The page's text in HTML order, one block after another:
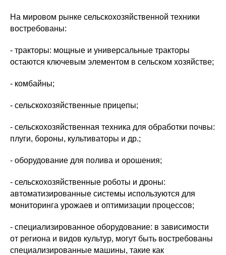
На мировом рынке сельскохозяйственной техники
востребованы:
- тракторы: мощные и универсальные тракторы
остаются ключевым элементом в сельском хозяйстве;
- комбайны;
- сельскохозяйственные прицепы;
- сельскохозяйственная техника для обработки почвы:
плуги, бороны, культиваторы и др.;
- оборудование для полива и орошения;
- сельскохозяйственные роботы и дроны:
автоматизированные системы используются для
мониторинга урожаев и оптимизации процессов;
- специализированное оборудование: в зависимости
от региона и видов культур, могут быть востребованы
специализированные машины, такие как